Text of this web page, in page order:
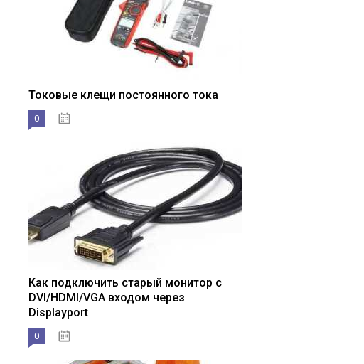
Токовые клещи постоянного тока
0
Как подключить старый монитор с
DVI/HDMI/VGA входом через
Displayport
0